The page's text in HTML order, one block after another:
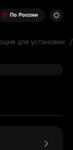
По России
для установки